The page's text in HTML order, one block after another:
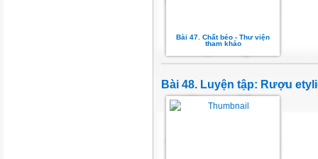
Bài 47. Chất béo - Thư viện
tham khảo
Bài 48. Luyện tập: Rượu